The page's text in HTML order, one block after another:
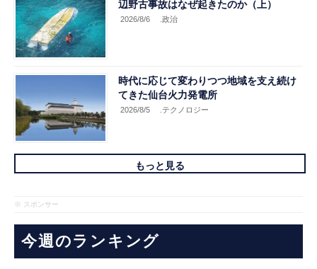
辺野古事故はなぜ起きたのか（上）
2026/8/6 .政治
時代に応じて変わりつつ地域を支え続け
てきた仙台火力発電所
2026/8/5 .テクノロジー
もっと見る
※ スポンサー
今週のランキング